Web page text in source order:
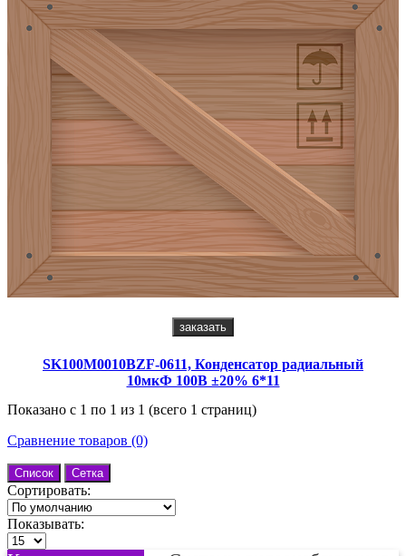
заказать
SK100M0010BZF-0611, Конденсатор радиальный
10мкФ 100В ±20% 6*11
Показано с 1 по 1 из 1 (всего 1 страниц)
Сравнение товаров (0)
Список Сетка
Сортировать:
Показывать: